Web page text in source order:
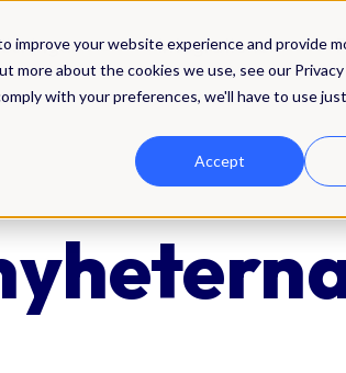
your website experience and provide
about the cookies we use, see our Privacy
with your preferences, we'll have to use
Accept
Integrationer